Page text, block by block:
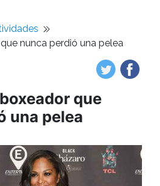
nunca perdió una pelea
que
una pelea